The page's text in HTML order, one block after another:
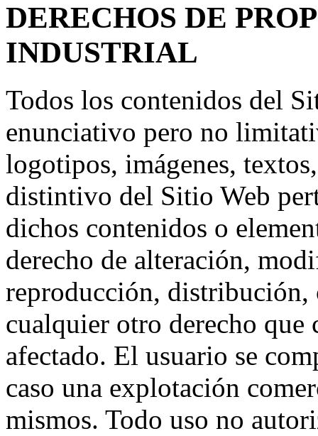
DERECHOS DE
INDUSTRIAL
Todos los contenidos del
enunciativo pero no
logotipos, imágenes,
distintivo del Sitio Web
dichos contenidos o
derecho de alteración,
reproducción,
cualquier otro derecho
afectado. El usuario se
caso una explotación
mismos. Todo uso no